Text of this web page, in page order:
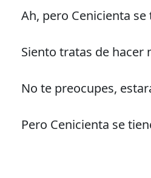
Ah, pero Cenicienta
Siento tratas de hacer
No te preocupes,
Pero Cenicienta se